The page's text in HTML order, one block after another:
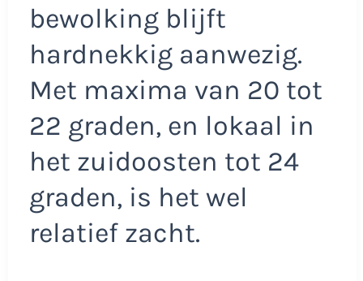
bewolking blijft
hardnekkig aanwezig.
Met maxima van 20 tot
22 graden, en lokaal in
het zuidoosten tot 24
graden, is het wel
relatief zacht.